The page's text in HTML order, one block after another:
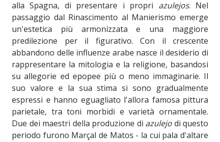
alla Spagna, di presentare i propri azulejos. Nel
passaggio dal Rinascimento al Manierismo emerge
un'estetica più armonizzata e una maggiore
predilezione per il figurativo. Con il crescente
abbandono delle influenze arabe nasce il desiderio di
rappresentare la mitologia e la religione, basandosi
su allegorie ed epopee più o meno immaginarie. Il
suo valore e la sua stima si sono gradualmente
espressi e hanno eguagliato l'allora famosa pittura
parietale, tra toni morbidi e varietà ornamentale.
Due dei maestri della produzione di azulejo di questo
periodo furono Marçal de Matos - la cui pala d'altare